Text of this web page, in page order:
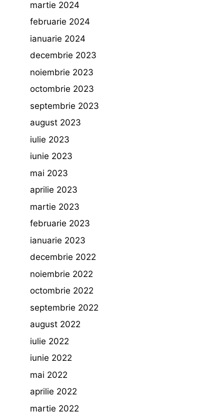
martie 2024
februarie 2024
ianuarie 2024
decembrie 2023
noiembrie 2023
octombrie 2023
septembrie 2023
august 2023
iulie 2023
iunie 2023
mai 2023
aprilie 2023
martie 2023
februarie 2023
ianuarie 2023
decembrie 2022
noiembrie 2022
octombrie 2022
septembrie 2022
august 2022
iulie 2022
iunie 2022
mai 2022
aprilie 2022
martie 2022